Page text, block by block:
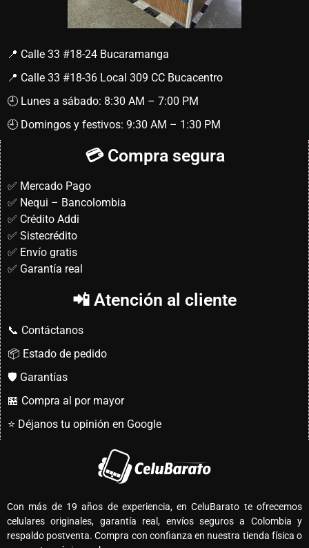
📍 Calle 33 #18-24 Bucaramanga
📍 Calle 33 #18-36 Local 309 CC Bucacentro
🕘 Lunes a sábado: 8:30 AM – 7:00 PM
🕘 Domingos y festivos: 9:30 AM – 1:30 PM
💳 Compra segura
✅ Mercado Pago
✅ Nequi – Bancolombia
✅ Crédito Addi
✅ Sistecrédito
✅ Envío gratis
✅ Garantía real
📲 Atención al cliente
📞 Contáctanos
📦 Estado de pedido
🛡️ Garantías
🏪 Compra al por mayor
⭐ Déjanos tu opinión en Google
Con más de 19 años de experiencia, en CeluBarato te ofrecemos
celulares originales, garantía real, envíos seguros a Colombia y
respaldo postventa. Compra con confianza en nuestra tienda física o